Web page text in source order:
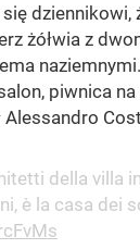
żółwia z
piwnica
Alessandro
della villa
è la casa dei